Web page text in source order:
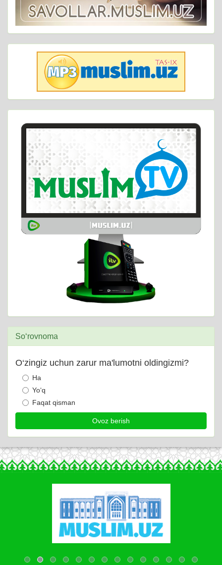
So‘rovnoma
O‘zingiz uchun zarur ma'lumotni oldingizmi?
Ha
Yo‘q
Faqat qisman